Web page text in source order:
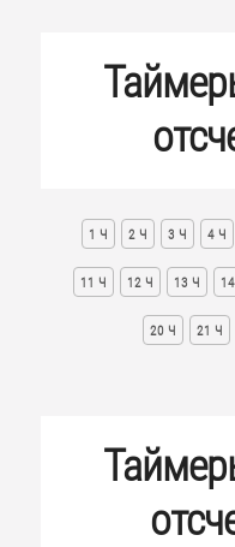
1 Ч 2 Ч 3 Ч 4 Ч
11 Ч 12 Ч 13 Ч
20 Ч 21 Ч